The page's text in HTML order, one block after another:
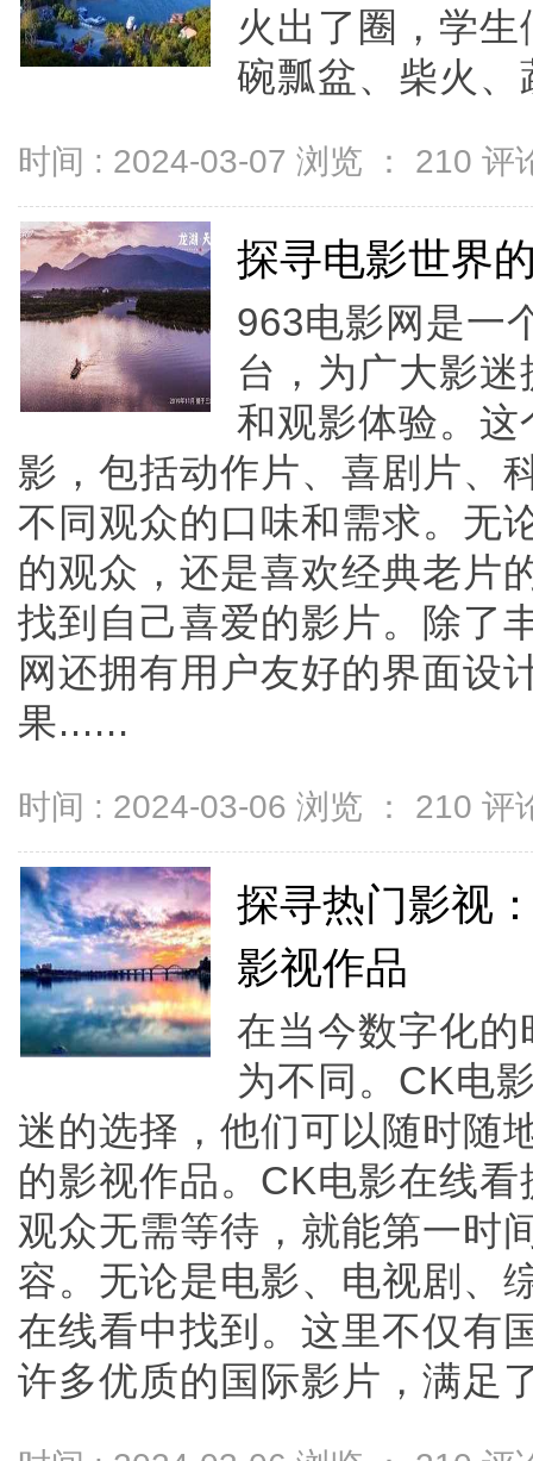
火出了圈，学
碗瓢盆、柴火
时间 : 2024-03-07 浏览 ： 210 评
探寻电影世界
963电影网是一
台，为广大影
和观影体验。
影，包括动作片、喜剧片、
不同观众的口味和需求。无
的观众，还是喜欢经典老片
找到自己喜爱的影片。除了
网还拥有用户友好的界面设
果......
时间 : 2024-03-06 浏览 ： 210 评
探寻热门影视
影视作品
在当今数字化
为不同。CK电
迷的选择，他们可以随时随
的影视作品。CK电影在线
观众无需等待，就能第一时
容。无论是电影、电视剧、
在线看中找到。这里不仅有
许多优质的国际影片，满足